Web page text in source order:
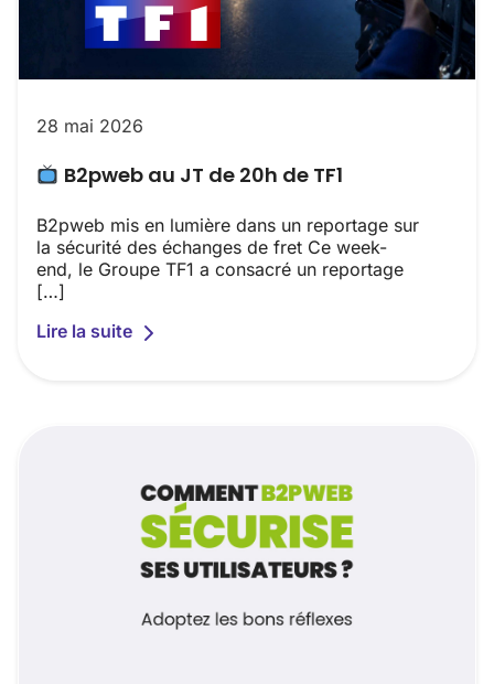
28 mai 2026
B2pweb au JT de 20h de TF1
B2pweb mis en lumière dans un reportage sur
la sécurité des échanges de fret Ce week-
end, le Groupe TF1 a consacré un reportage
[…]
Lire la suite